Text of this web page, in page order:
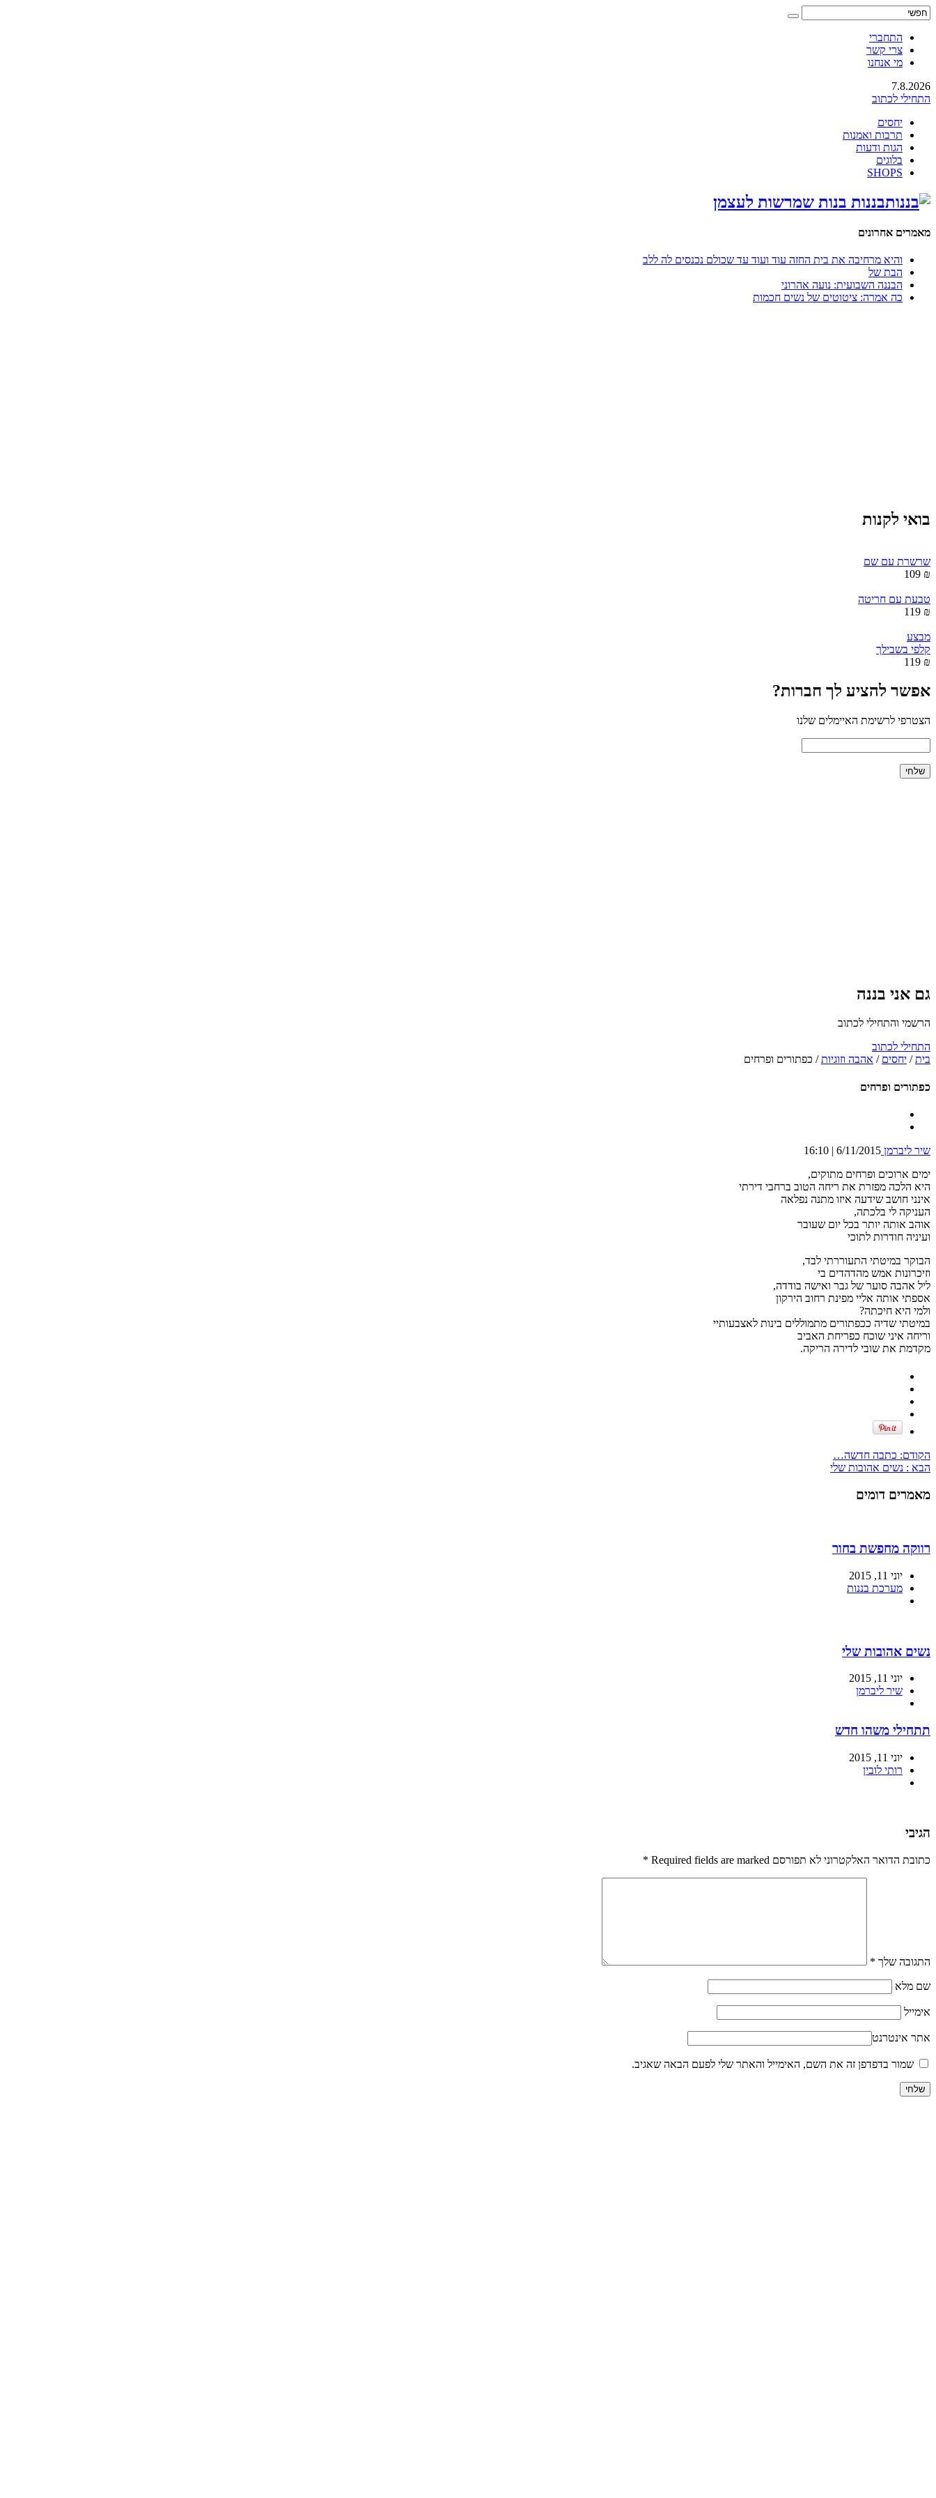
התחברי
צרי קשר
מי אנחנו
7.8.2026
התחילי לכתוב
יחסים
תרבות ואמנות
הגות ודעות
בלוגים
SHOPS
בננות בנות שמרשות לעצמן
מאמרים אחרונים
והיא מרחיבה את בית החזה עוד ועוד עד שכולם נכנסים לה ללב
הבת של
הבננה השבועית: נועה אהרוני
כה אמרה: ציטוטים של נשים חכמות
בואי לקנות
שרשרת עם שם
₪ 109
טבעת עם חריטה
₪ 119
מבצע
קלפי בשבילך
₪ 119
אפשר להציע לך חברות?
הצטרפי לרשימת האיימלים שלנו
גם אני בננה
הרשמי והתחילי לכתוב
התחילי לכתוב
בית/ יחסים / אהבה וזוגיות/ כפתורים ופרחים
כפתורים ופרחים
שיר ליברמן 6/11/2015 | 16:10
ימים ארוכים ופרחים מתוקים,
היא הלכה מפזרת את ריחה הטוב ברחבי דירתי
אינני חושב שידעה איזו מתנה נפלאה
העניקה לי בלכתה,
אוהב אותה יותר בכל יום שעובר
ועיניה חודרות לתוכי
הבוקר במיטתי התעוררתי לבד,
וזיכרונות אמש מהדהדים בי
ליל אהבה סוער של גבר ואישה בודדה,
אספתי אותה אליי מפינת רחוב הירקון
ולמי היא חיכתה?
במיטתי שדיה ככפתורים מתמוללים בינות לאצבעותיי
וריחה איני שוכח כפריחת האביב
מקדמת את שובי לדירה הריקה.
הקודם: כתבה חדשה…
הבא : נשים אהובות שלי
מאמרים דומים
רווקה מחפשת בחור
יוני 11, 2015
מערכת בננות
נשים אהובות שלי
יוני 11, 2015
שיר ליברמן
תתחילי משהו חדש
יוני 11, 2015
רותי לובין
הגיבי
כתובת הדואר האלקטרוני לא תפורסם Required fields are marked *
התגובה שלך *
שם מלא
אימייל
אתר אינטרנט
שמור בדפדפן זה את השם, האימייל והאתר שלי לפעם הבאה שאגיב.